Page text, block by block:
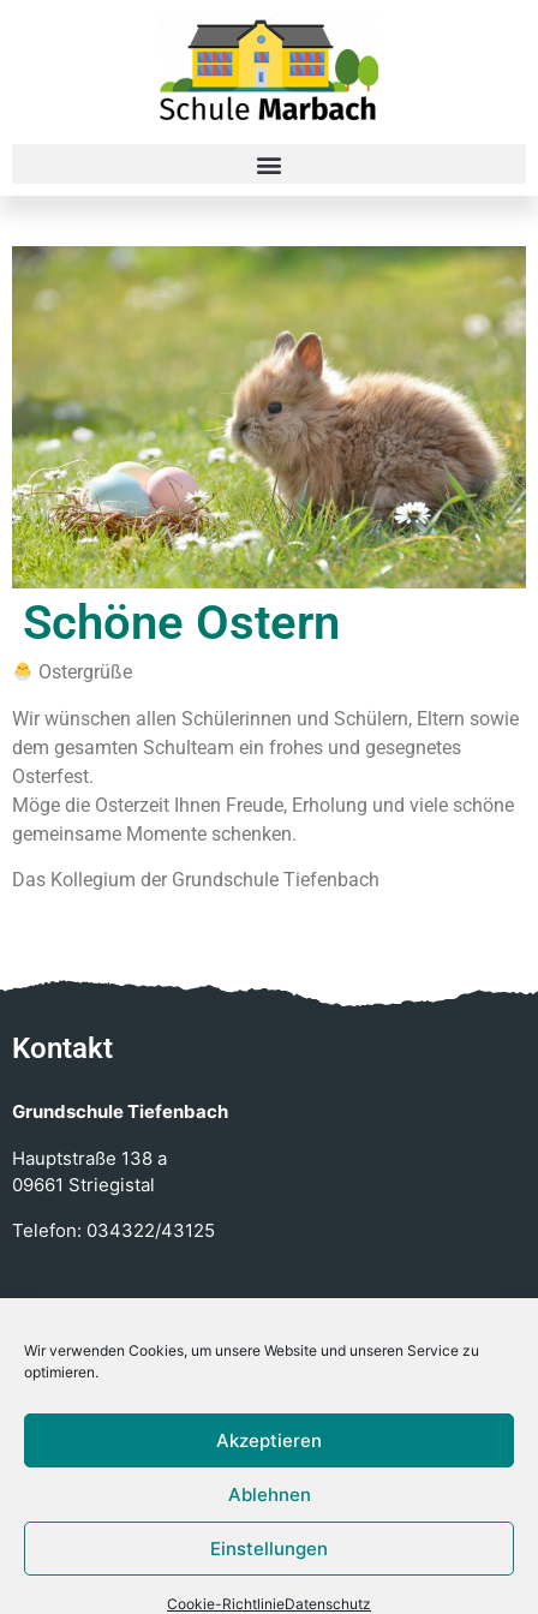
Wir verwenden Cookies, um unsere Website und unseren Service zu
optimieren.
Akzeptieren
Ablehnen
Einstellungen
Cookie-RichtlinieDatenschutz
Schöne Ostern
Ostergrüße
Wir wünschen allen Schülerinnen und Schülern, Eltern sowie
dem gesamten Schulteam ein frohes und gesegnetes
Osterfest.
Möge die Osterzeit Ihnen Freude, Erholung und viele schöne
gemeinsame Momente schenken.
Das Kollegium der Grundschule Tiefenbach
Kontakt
Grundschule Tiefenbach
Hauptstraße 138 a
09661 Striegistal
Telefon: 034322/43125
Kontakt
Impressum
Cookie-Richtlinie (EU)